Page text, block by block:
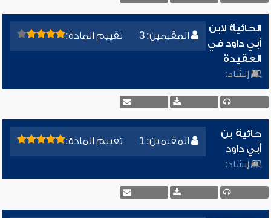
المقيمين: 3 تقييم المادة:
الحائية لابن
أبي داود في
العقيدة
إنشاد:
المقيمين: 1 تقييم المادة:
حائية بن
أبي داود
إنشاد: